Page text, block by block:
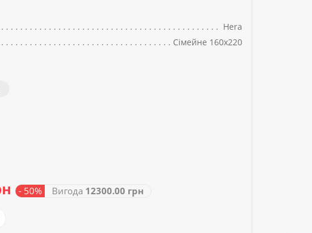
Hera
Сімейне 160x220
- 50% Вигода 12300.00 грн